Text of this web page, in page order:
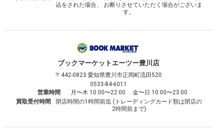
込をされた場合、 お断りさせていただく場合がございま
す。
ブックマーケットエーツー豊川店
〒442-0823 愛知県豊川市正岡町流田520
0533-84-6011
営業時間
月〜木 10:00〜22:00 金〜日 10:00〜23:00
買取受付時間
閉店時間の1時間前迄 (トレーディングカード類は閉店の
2時間前まで)